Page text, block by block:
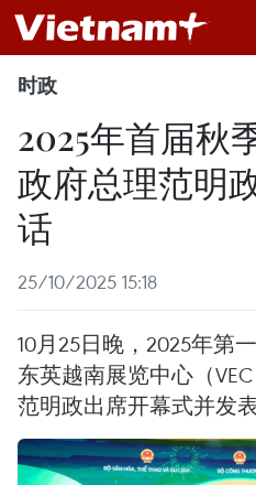
时政
2025年首届秋
政府总理范明
话
25/10/2025 15:18
10月25日晚，2025年第
东英越南展览中心（
范明政出席开幕式并发表